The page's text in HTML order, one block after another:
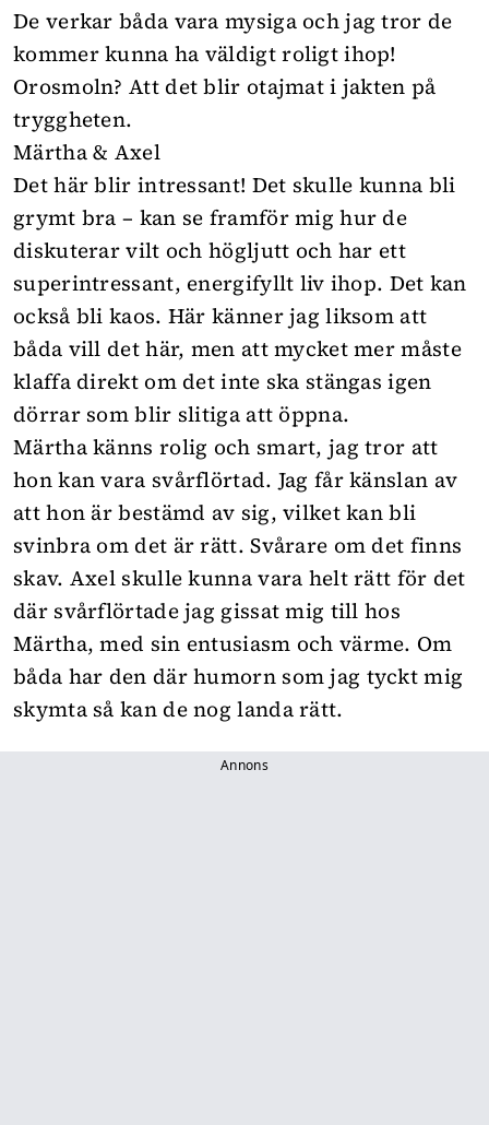
De verkar båda vara mysiga och jag tror de
kommer kunna ha väldigt roligt ihop!
Orosmoln? Att det blir otajmat i jakten på
tryggheten.
Märtha & Axel
Det här blir intressant! Det skulle kunna bli
grymt bra – kan se framför mig hur de
diskuterar vilt och högljutt och har ett
superintressant, energifyllt liv ihop. Det kan
också bli kaos. Här känner jag liksom att
båda vill det här, men att mycket mer måste
klaffa direkt om det inte ska stängas igen
dörrar som blir slitiga att öppna.
Märtha känns rolig och smart, jag tror att
hon kan vara svårflörtad. Jag får känslan av
att hon är bestämd av sig, vilket kan bli
svinbra om det är rätt. Svårare om det finns
skav. Axel skulle kunna vara helt rätt för det
där svårflörtade jag gissat mig till hos
Märtha, med sin entusiasm och värme. Om
båda har den där humorn som jag tyckt mig
skymta så kan de nog landa rätt.
Annons